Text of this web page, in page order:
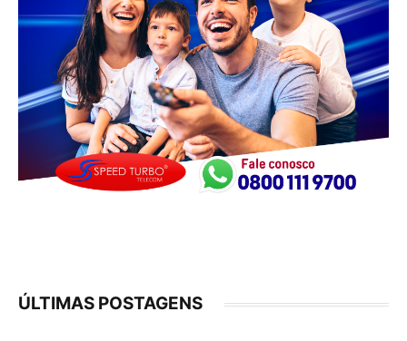
ÚLTIMAS POSTAGENS